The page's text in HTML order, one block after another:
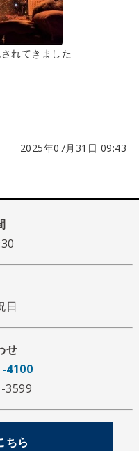
れてきました
2025年07月31日 09:43
日
せ
4100
3599
ちら